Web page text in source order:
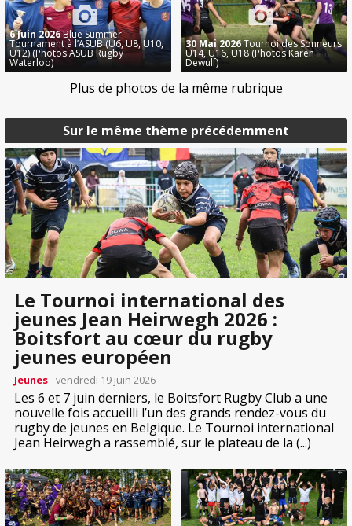
Sur le même thème précédemment
Le Tournoi international des
jeunes Jean Heirwegh 2026 :
Boitsfort au cœur du rugby
jeunes européen
Jeunes- vendredi 19 juin 2026
Les 6 et 7 juin derniers, le Boitsfort Rugby Club a une
nouvelle fois accueilli l’un des grands rendez-vous du
rugby de jeunes en Belgique. Le Tournoi international
Jean Heirwegh a rassemblé, sur le plateau de la (...)
6 Juin 2026Blue Summer
Tournament à l’ASUB (U6, U8, U10,
U12) (Photos ASUB Rugby
Waterloo)
30 Mai 2026Tournoi des Sonneurs
U14, U16, U18 (Photos Karen
Dewulf)
Plus de photos de la même rubrique